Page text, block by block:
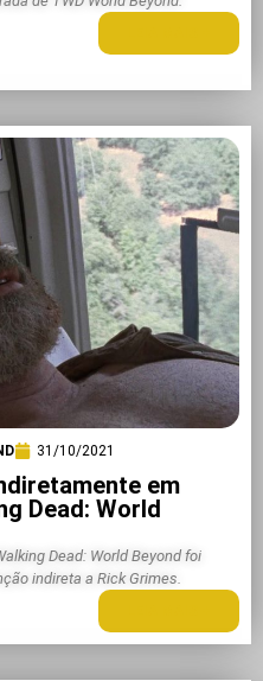
31/10/2021
em
Dead: World
Dead: World Beyond foi
indireta a Rick Grimes.